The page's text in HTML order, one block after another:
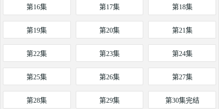
第16集 第17集 第18集
第19集 第20集 第21集
第22集 第23集 第24集
第25集 第26集 第27集
第28集 第29集 第30集完结